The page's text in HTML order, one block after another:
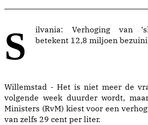
Silvania: Verhoging van ‘slechts’ 16 cent betekent 12,8 miljoen
Willemstad - Het is niet meer de
volgende week duurder wordt,
Ministers (RvM) kiest voor een
van zelfs 29 cent per liter.